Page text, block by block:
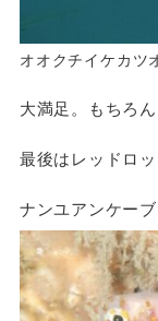
オオクチイケカツ
大満足。もちろ
最後はレッドロッ
ナンユアンケー